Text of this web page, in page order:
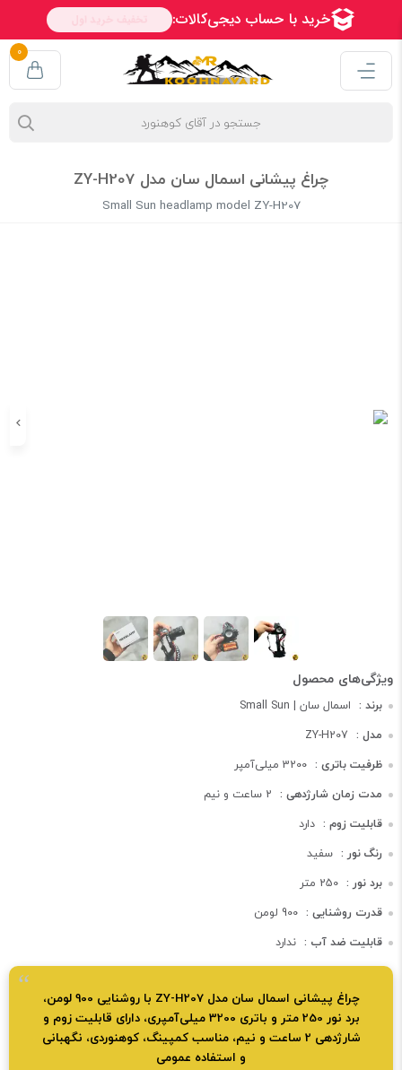
0
چراغ پیشانی اسمال سان مدل ZY-H207
Small Sun headlamp model ZY-H207
برند : اسمال سان | Small Sun
مدل : ZY-H207
ظرفیت باتری : 3200 میلی‌آمپر
مدت زمان شارژدهی : 2 ساعت و نیم
قابلیت زوم : دارد
رنگ نور : سفید
برد نور : 250 متر
قدرت روشنایی : 900 لومن
قابلیت ضد آب : ندارد
چراغ پیشانی اسمال سان مدل ZY-H207 با روشنایی 900 لومن،
برد نور 250 متر و باتری 3200 میلی‌آمپری، دارای قابلیت زوم و
شارژدهی 2 ساعت و نیم، مناسب کمپینگ، کوهنوردی، نگهبانی
و استفاده عمومی